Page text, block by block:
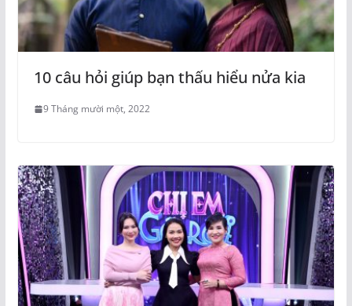
10 câu hỏi giúp bạn thấu hiểu nửa kia
9 Tháng mười một, 2022